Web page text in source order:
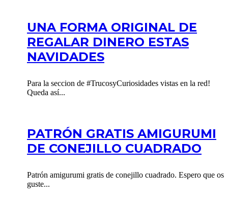
UNA FORMA ORIGINAL DE
REGALAR DINERO ESTAS
NAVIDADES
Para la seccion de #TrucosyCuriosidades vistas en la red!
Queda así...
PATRÓN GRATIS AMIGURUMI
DE CONEJILLO CUADRADO
Patrón amigurumi gratis de conejillo cuadrado. Espero que os
guste...